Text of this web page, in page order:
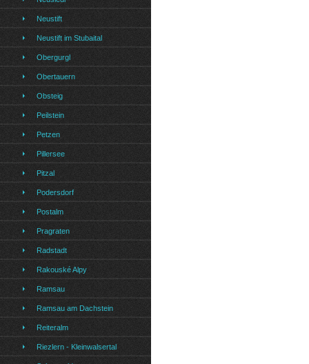
Neustift
Neustift im Stubaital
Obergurgl
Obertauern
Obsteig
Peilstein
Petzen
Pillersee
Pitzal
Podersdorf
Postalm
Pragraten
Radstadt
Rakouské Alpy
Ramsau
Ramsau am Dachstein
Reiteralm
Riezlern - Kleinwalsertal